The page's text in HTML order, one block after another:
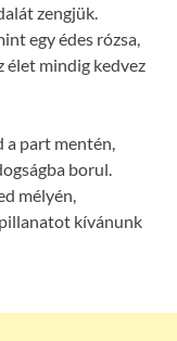
zengjük.
egy édes rózsa,
élet mindig kedvez
a part mentén,
borul.
mélyén,
kívánunk